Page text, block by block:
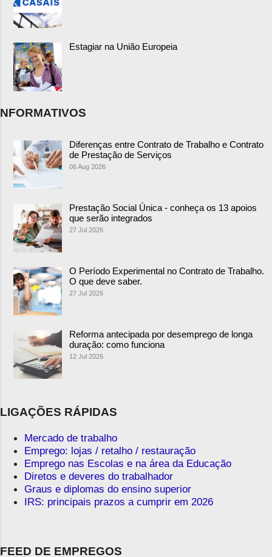
Estagiar na União Europeia
NFORMATIVOS
Diferenças entre Contrato de Trabalho e Contrato
de Prestação de Serviços
06 Aug 2026
Prestação Social Única - conheça os 13 apoios
que serão integrados
27 Jul 2026
O Período Experimental no Contrato de Trabalho.
O que deve saber.
27 Jul 2026
Reforma antecipada por desemprego de longa
duração: como funciona
12 Jul 2026
LIGAÇÕES RÁPIDAS
Mercado de trabalho
Emprego: lojas / retalho / restauração
Emprego nas Escolas e na área da Educação
Diretos e deveres do trabalhador
Graus e diplomas do ensino superior
IRS: principais prazos a cumprir em 2026
FEED DE EMPREGOS